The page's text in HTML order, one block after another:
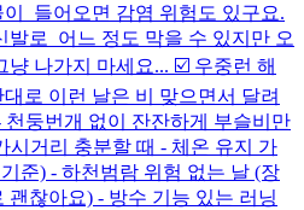
들어오면 감염 위험도 있구요.
발로 어느 정도 막을 수 있지만 오
냥 나가지 마세요... ☑️ 우중런 해
로 이런 날은 비 맞으면서 달려
천둥번개 없이 잔잔하게 부슬비만
시거리 충분할 때 - 체온 유지 가
준) - 하천범람 위험 없는 날 (장
괜찮아요) - 방수 기능 있는 러닝